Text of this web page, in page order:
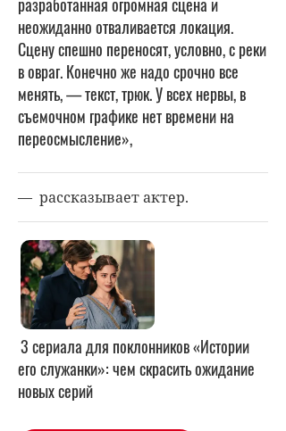
разработанная огромная сцена и
неожиданно отваливается локация.
Сцену спешно переносят, условно, с реки
в овраг. Конечно же надо срочно все
менять, — текст, трюк. У всех нервы, в
съемочном графике нет времени на
переосмысление»,
— рассказывает актер.